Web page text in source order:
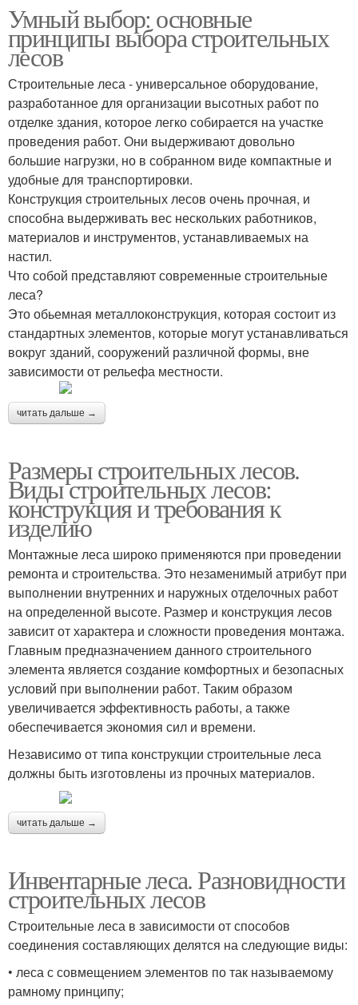
Умный выбор: основные
принципы выбора строительных
лесов
Строительные леса - универсальное оборудование,
разработанное для организации высотных работ по
отделке здания, которое легко собирается на участке
проведения работ. Они выдерживают довольно
большие нагрузки, но в собранном виде компактные и
удобные для транспортировки.
Конструкция строительных лесов очень прочная, и
способна выдерживать вес нескольких работников,
материалов и инструментов, устанавливаемых на
настил.
Что собой представляют современные строительные
леса?
Это обьемная металлоконструкция, которая состоит из
стандартных элементов, которые могут устанавливаться
вокруг зданий, сооружений различной формы, вне
зависимости от рельефа местности.
читать дальше →
Размеры строительных лесов.
Виды строительных лесов:
конструкция и требования к
изделию
Монтажные леса широко применяются при проведении
ремонта и строительства. Это незаменимый атрибут при
выполнении внутренних и наружных отделочных работ
на определенной высоте. Размер и конструкция лесов
зависит от характера и сложности проведения монтажа.
Главным предназначением данного строительного
элемента является создание комфортных и безопасных
условий при выполнении работ. Таким образом
увеличивается эффективность работы, а также
обеспечивается экономия сил и времени.
Независимо от типа конструкции строительные леса
должны быть изготовлены из прочных материалов.
читать дальше →
Инвентарные леса. Разновидности
строительных лесов
Строительные леса в зависимости от способов
соединения составляющих делятся на следующие виды:
• леса с совмещением элементов по так называемому
рамному принципу;